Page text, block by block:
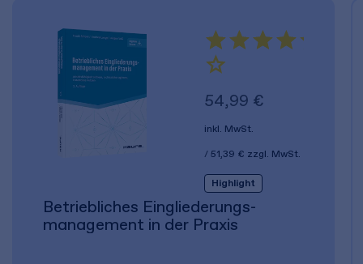
54,99 €
inkl. MwSt.
51,39 € zzgl. MwSt.
Highlight
Betriebliches Eingliederungs­
management in der Praxis